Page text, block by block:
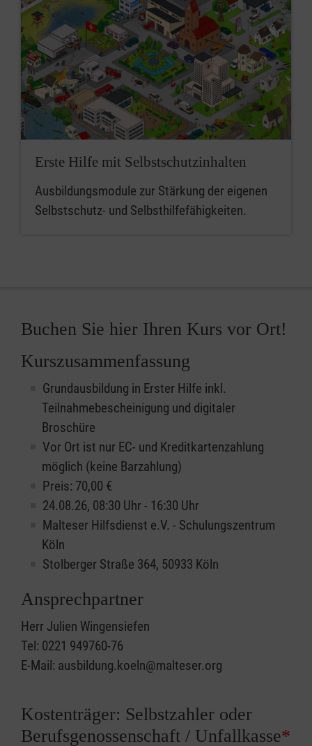
Erste Hilfe mit Selbstschutzinhalten
Ausbildungsmodule zur Stärkung der eigenen
Selbstschutz- und Selbsthilfefähigkeiten.
Buchen Sie hier Ihren Kurs vor Ort!
Kurszusammenfassung
Grundausbildung in Erster Hilfe inkl.
Teilnahmebescheinigung und digitaler
Broschüre
Vor Ort ist nur EC- und Kreditkartenzahlung
möglich (keine Barzahlung)
Preis: 70,00 €
24.08.26, 08:30 Uhr - 16:30 Uhr
Malteser Hilfsdienst e.V. - Schulungszentrum
Köln
Stolberger Straße 364, 50933 Köln
Ansprechpartner
Herr Julien Wingensiefen
Tel: 0221 949760-76
E-Mail: ausbildung.koeln@malteser.org
Kostenträger: Selbstzahler oder
Berufsgenossenschaft / Unfallkasse*